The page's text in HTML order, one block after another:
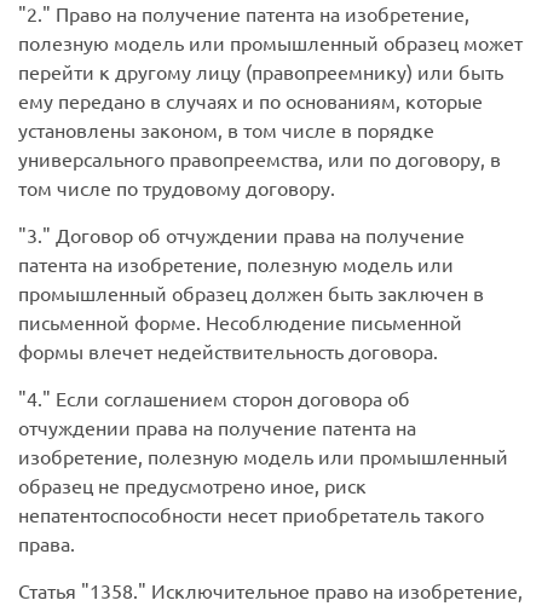
2.
Право на получение патента на изобретение,
полезную модель или промышленный образец может
перейти к другому лицу (правопреемнику) или быть
ему передано в случаях и по основаниям, которые
установлены законом, в том числе в порядке
универсального правопреемства, или по договору, в
том числе по трудовому договору.
3.
Договор об отчуждении права на получение
патента на изобретение, полезную модель или
промышленный образец должен быть заключен в
письменной форме. Несоблюдение письменной
формы влечет недействительность договора.
4.
Если соглашением сторон договора об
отчуждении права на получение патента на
изобретение, полезную модель или промышленный
образец не предусмотрено иное, риск
непатентоспособности несет приобретатель такого
права.
Статья
1358.
Исключительное право на изобретение,